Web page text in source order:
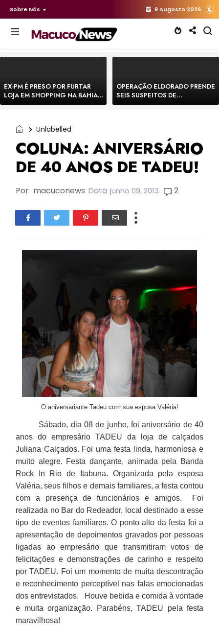
Sobre Nós 9 Augosto 2026
EX-PM É PRESO POR FURTAR
LOJA EM SHOPPING NA BAHIA E
ESCAPA CORRENDO DE
OPERAÇÃO ELDORADO PRENDE
SEIS SUSPEITOS DE
MOVIMENTAR R$ 25 MILHÕES
Unlabelled
COLUNA: ANIVERSÁRIO
DE 40 ANOS DE TADEU!
Por macuconews Data junho 09, 2013 2
O aniversariante Tadeu com sua esposa Valéria!
Sábado, dia 08 de junho, foi aniversário de 40
anos do empresário TADEU da loja de calçados
Juliana Calçados. Foi uma festa linda, harmoniosa e
muito alegre. Festa dançante, animada pela Banda
Rock In Rio de Itabuna. Organizada pela esposa
Valéria, seus filhos e demais familiares, a festa contou
com a presença de funcionários e amigos. Foi
realizada no Bar do Redeador, local destinado a esse
tipo de eventos familiares. O ponto alto da festa foi a
apresentação de depoimentos gravados por pessoas
ligadas ao empresário que transmitiram votos de
felicitações e demonstrações de carinho e respeito
por TADEU. Foi um momento de muita descontração
e reconhecimento perceptível nas falas emocionadas
dos entrevistados. Houve bebida e comida à vontade
e muita organização. Parabéns, TADEU pela festa
maravilhosa!